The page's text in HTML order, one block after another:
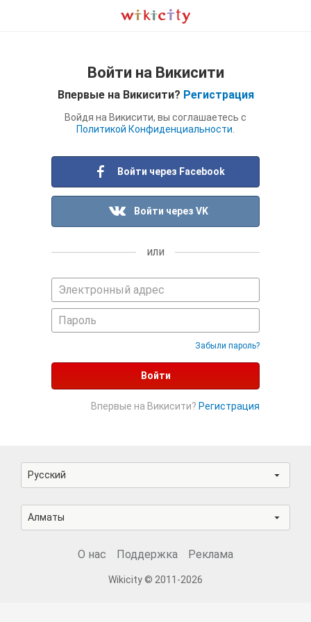
Войти на Викисити
Впервые на Викисити? Регистрация
Войдя на Викисити, вы соглашаетесь с
Политикой Конфиденциальности
Войти через Facebook
Войти через VK
или
Забыли пароль?
Войти
Впервые на Викисити? Регистрация
Русский
Алматы
О нас Поддержка Реклама
Wikicity © 2011-2026